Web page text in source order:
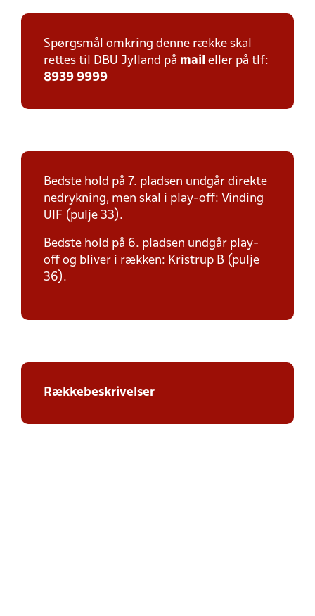
Spørgsmål omkring denne række skal
rettes til DBU Jylland på mail eller på tlf:
8939 9999
Bedste hold på 7. pladsen undgår direkte
nedrykning, men skal i play-off: Vinding
UIF (pulje 33).
Bedste hold på 6. pladsen undgår play-
off og bliver i rækken: Kristrup B (pulje
36).
Rækkebeskrivelser